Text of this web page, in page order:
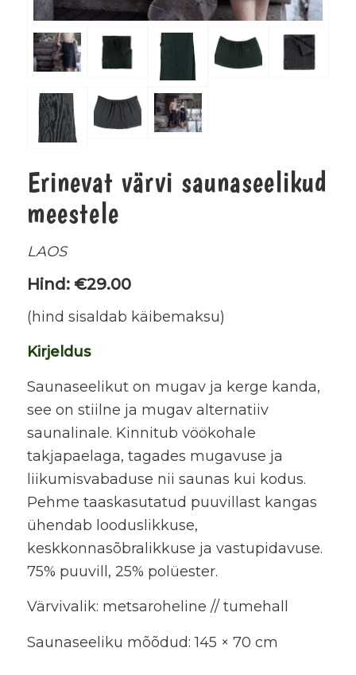
Erinevat värvi saunaseelikud
meestele
LAOS
Hind: €29.00
(hind sisaldab käibemaksu)
Kirjeldus
Saunaseelikut on mugav ja kerge kanda,
see on stiilne ja mugav alternatiiv
saunalinale. Kinnitub vöökohale
takjapaelaga, tagades mugavuse ja
liikumisvabaduse nii saunas kui kodus.
Pehme taaskasutatud puuvillast kangas
ühendab looduslikkuse,
keskkonnasõbralikkuse ja vastupidavuse.
75% puuvill, 25% polüester.
Värvivalik: metsaroheline // tumehall
Saunaseeliku mõõdud: 145 × 70 cm